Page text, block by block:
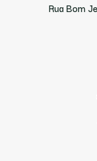
Rua Bom